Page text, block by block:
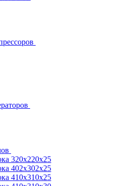
320x220x25
402x302x25
410x310x25